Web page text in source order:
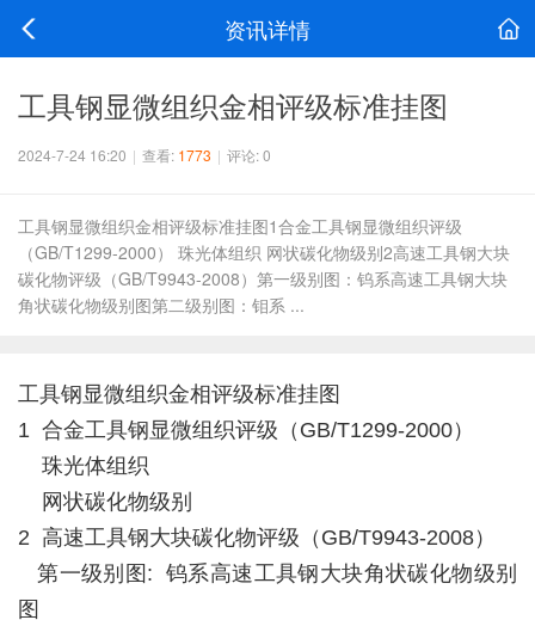
资讯详情
工具钢显微组织金相评级标准挂图
2024-7-24 16:20 | 查看: 1773 | 评论: 0
工具钢显微组织金相评级标准挂图1合金工具钢显微组织评级
（GB/T1299-2000） 珠光体组织 网状碳化物级别2高速工具钢大块
碳化物评级（GB/T9943-2008）第一级别图：钨系高速工具钢大块
角状碳化物级别图第二级别图：钼系 ...
工具钢显微组织金相评级标准挂图
1 合金工具钢显微组织评级（GB/T1299-2000）
珠光体组织
网状碳化物级别
2 高速工具钢大块碳化物评级（GB/T9943-2008）
第一级别图: 钨系高速工具钢大块角状碳化物级别
图